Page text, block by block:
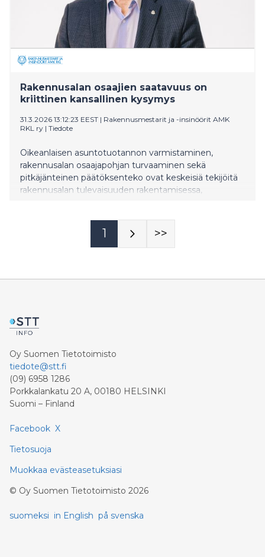
Rakennusalan osaajien saatavuus on
kriittinen kansallinen kysymys
31.3.2026 13:12:23 EEST | Rakennusmestarit ja -insinöörit AMK
RKL ry | Tiedote
Oikeanlaisen asuntotuotannon varmistaminen,
rakennusalan osaajapohjan turvaaminen sekä
pitkäjänteinen päätöksenteko ovat keskeisiä tekijöitä
rakennusalan tulevaisuuden rakentamisessa,
1 >>
Oy Suomen Tietotoimisto
tiedote@stt.fi
(09) 6958 1286
Porkkalankatu 20 A, 00180 HELSINKI
Suomi – Finland
Facebook X
Tietosuoja
Muokkaa evästeasetuksiasi
© Oy Suomen Tietotoimisto 2026
suomeksi in English på svenska